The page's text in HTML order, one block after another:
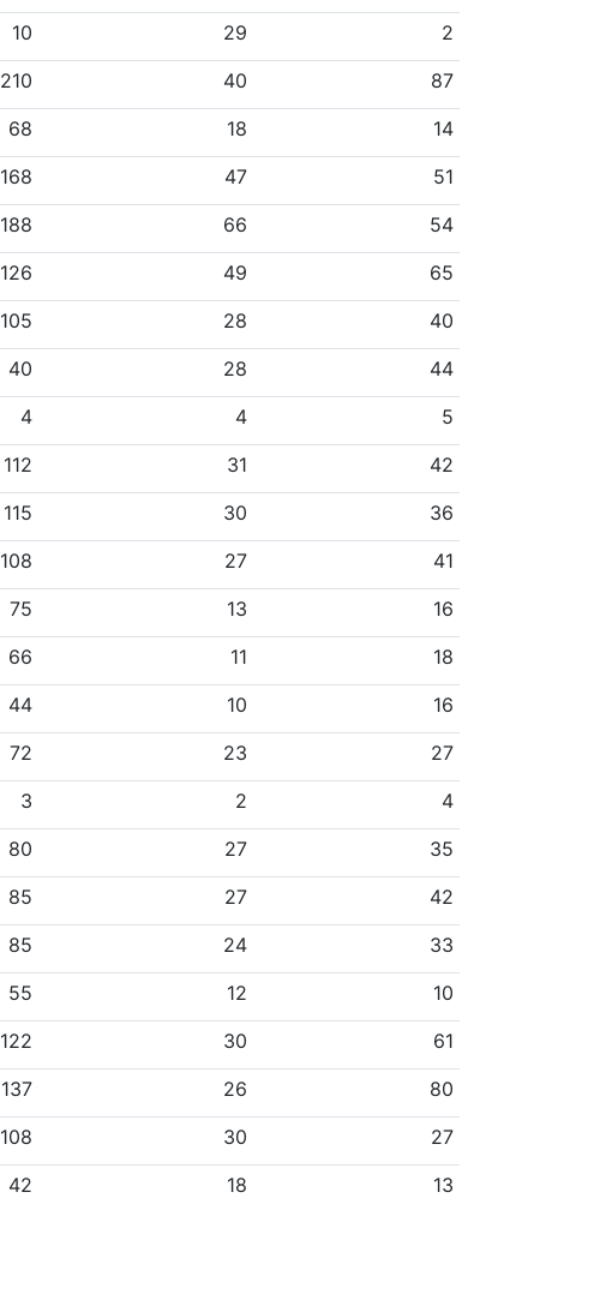
10 29 2
210 40 87
68 18 14
168 47 51
188 66 54
126 49 65
105 28 40
40 28 44
4 4 5
112 31 42
115 30 36
108 27 41
75 13 16
66 11 18
44 10 16
72 23 27
3 2 4
80 27 35
85 27 42
85 24 33
55 12 10
122 30 61
137 26 80
108 30 27
42 18 13